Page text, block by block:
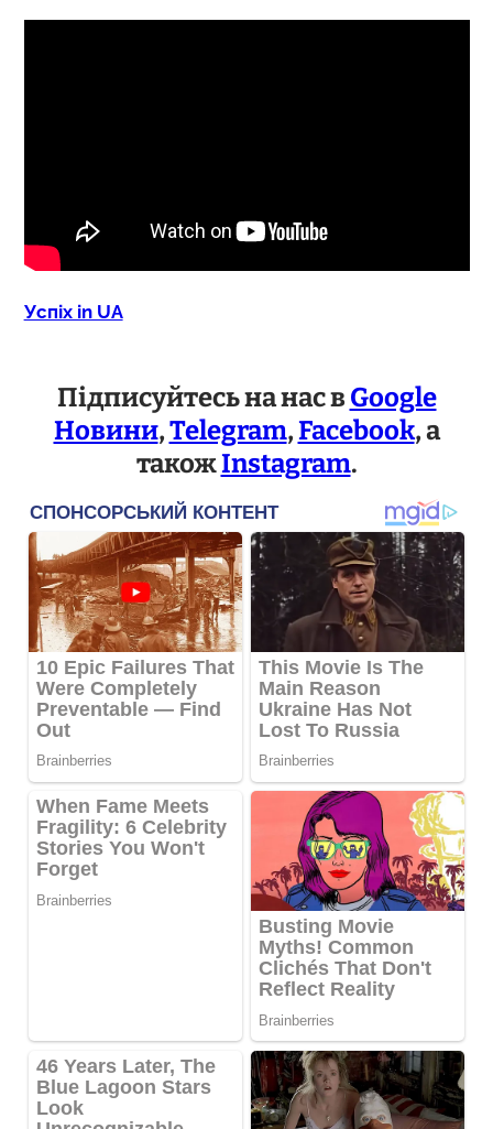
Успіх in UA
Підписуйтесь на нас вGoogle
Новини,Telegram,Facebook, а
такожInstagram.